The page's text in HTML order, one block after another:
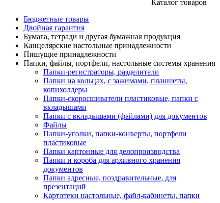
Каталог товаров
Бюджетные товары
Двойная гарантия
Бумага, тетради и другая бумажная продукция
Канцелярские настольные принадлежности
Пишущие принадлежности
Папки, файлы, портфели, настольные системы хранения
Папки-регистраторы, разделители
Папки на кольцах, с зажимами, планшеты,
копихолдеры
Папки-скоросшиватели пластиковые, папки с
вкладышами
Папки с вкладышами (файлами) для документов
Файлы
Папки-уголки, папки-конверты, портфели
пластиковые
Папки картонные для делопроизводства
Папки и короба для архивного хранения
документов
Папки адресные, поздравительные, для
презентаций
Картотеки настольные, файл-кабинеты, папки